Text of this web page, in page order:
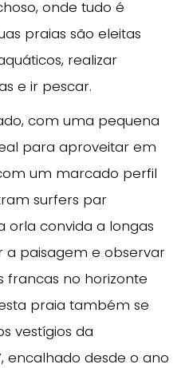
onde tudo é
praias são eleitas
realizar
e ir pescar.
com uma pequena
para aproveitar em
um marcado perfil
surfers par
orla convida a longas
a paisagem e observar
francas no horizonte
praia também se
vestígios da
encalhado desde o ano